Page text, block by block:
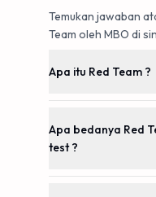
Temukan jawaban
Team oleh MBO di
Apa itu Red Team ?
Apa bedanya Red
test ?